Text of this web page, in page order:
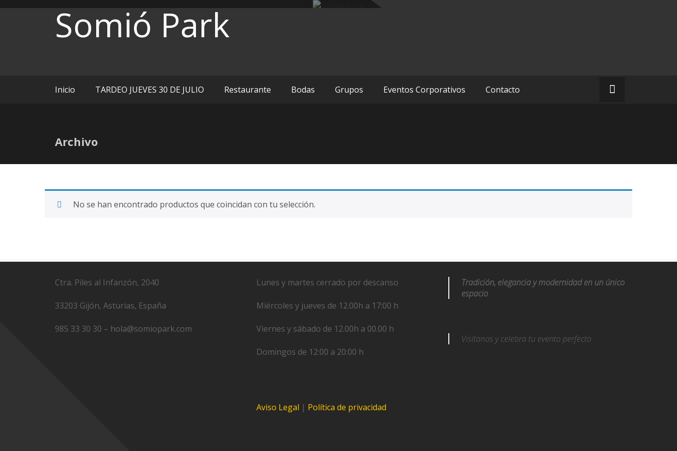
Somió Park
Inicio TARDEO JUEVES 30 DE JULIO Restaurante Bodas Grupos Eventos Corporativos Contacto
Archivo
No se han encontrado productos que coincidan con tu selección.
Ctra. Piles al Infanzón, 2040
33203 Gijón, Asturias, España
985 33 30 30 – hola@somiopark.com
Lunes y martes cerrado por descanso
Miércoles y jueves de 12.00h a 17:00 h
Viernes y sábado de 12.00h a 00.00 h
Domingos de 12:00 a 20:00 h
Aviso Legal | Política de privacidad
Tradición, elegancia y modernidad en un único
espacio
Visítanos y celebra tu evento perfecto